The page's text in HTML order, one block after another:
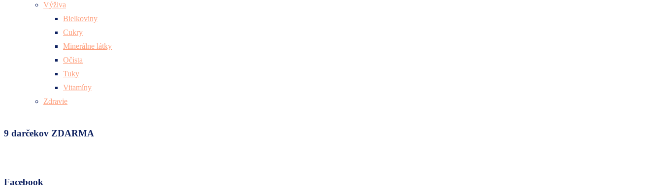
Výživa
Bielkoviny
Cukry
Minerálne látky
Očista
Tuky
Vitamíny
Zdravie
9 darčekov ZDARMA
Facebook